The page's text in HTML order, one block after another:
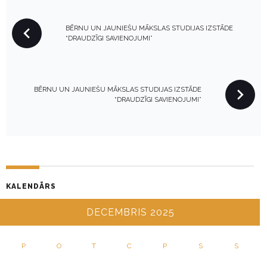
O
S
I
N
BĒRNU UN JAUNIEŠU MĀKSLAS STUDIJAS IZSTĀDE
“DRAUDZĪGI SAVIENOJUMI”
BĒRNU UN JAUNIEŠU MĀKSLAS STUDIJAS IZSTĀDE
“DRAUDZĪGI SAVIENOJUMI”
KALENDĀRS
DECEMBRIS 2025
P O T C P S S